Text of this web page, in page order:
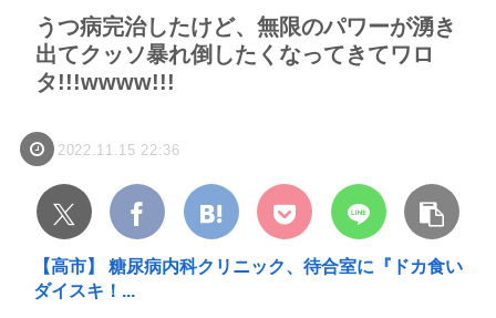
うつ病完治したけど、無限のパワーが湧き
出てクッソ暴れ倒したくなってきてワロ
タ!!!wwww!!!
2022.11.15 22:36
【高市】 糖尿病内科クリニック、待合室に『ドカ食い
ダイスキ！...